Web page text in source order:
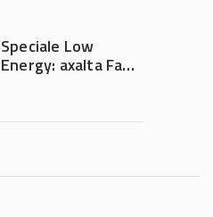
accelerare la
rivoluzione
dell’auto elettrica
Speciale Low
Energy: axalta Fast
riduce consumi
produttività in